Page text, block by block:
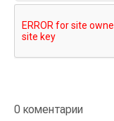
0 коментарии